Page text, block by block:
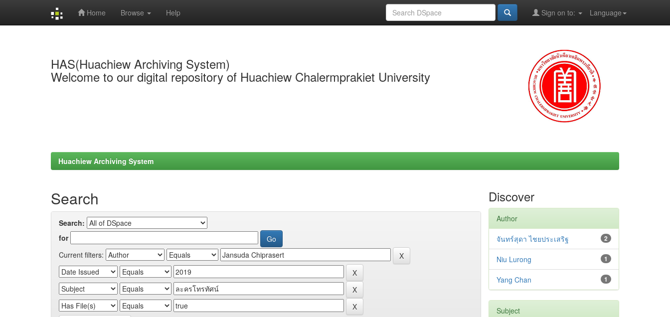
Home Browse Help Language
Sign on to:
HAS(Huachiew Archiving System)
Welcome to our digital repository of Huachiew Chalermprakiet University
Huachiew Archiving System
Search
Search:
for
Current filters:
Discover
Author
2
จันทร์สุดา ไชยประเสริฐ
1
Niu Lurong
1
Yang Chan
Subject